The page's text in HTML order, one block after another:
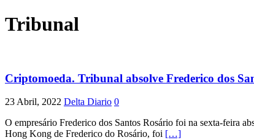
Tribunal
Criptomoeda. Tribunal absolve Frederico dos
23 Abril, 2022 Delta Diario 0
O empresário Frederico dos Santos Rosário foi na sexta-feira
Hong Kong de Frederico do Rosário, foi […]